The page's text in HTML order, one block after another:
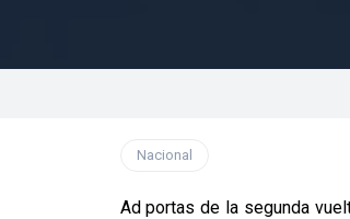
Nacional
Ad portas de la segunda